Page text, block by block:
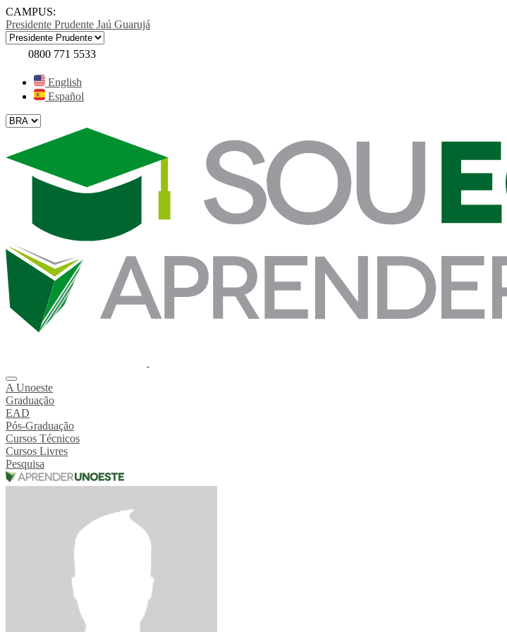
CAMPUS:
Presidente Prudente Jaú Guarujá
0800 771 5533
English
Español
A Unoeste
Graduação
EAD
Pós-Graduação
Cursos Técnicos
Cursos Livres
Pesquisa